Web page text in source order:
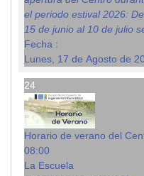
el periodo estival 2026:
15 de junio al 10 de julio
Fecha :
Lunes, 17 de Agosto de
24
Horario de verano del
08:00
La Escuela